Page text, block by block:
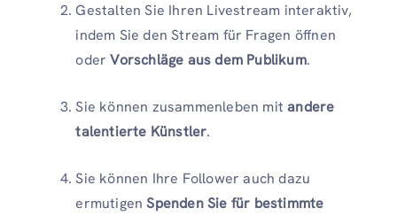
Gestalten Sie Ihren Livestream interaktiv,
indem Sie den Stream für Fragen öffnen
oderVorschläge aus dem Publikum.
Sie können zusammenleben mitandere
talentierte Künstler.
Sie können Ihre Follower auch dazu
ermutigenSpenden Sie für bestimmte